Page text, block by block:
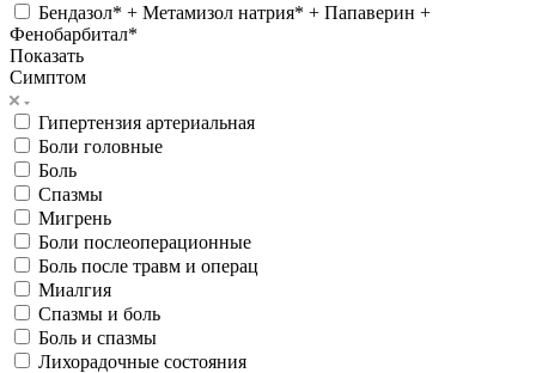
Бендазол* + Метамизол натрия* + Папаверин +
Фенобарбитал*
Показать
Симптом
Гипертензия артериальная
Боли головные
Боль
Спазмы
Мигрень
Боли послеоперационные
Боль после травм и операц
Миалгия
Спазмы и боль
Боль и спазмы
Лихорадочные состояния